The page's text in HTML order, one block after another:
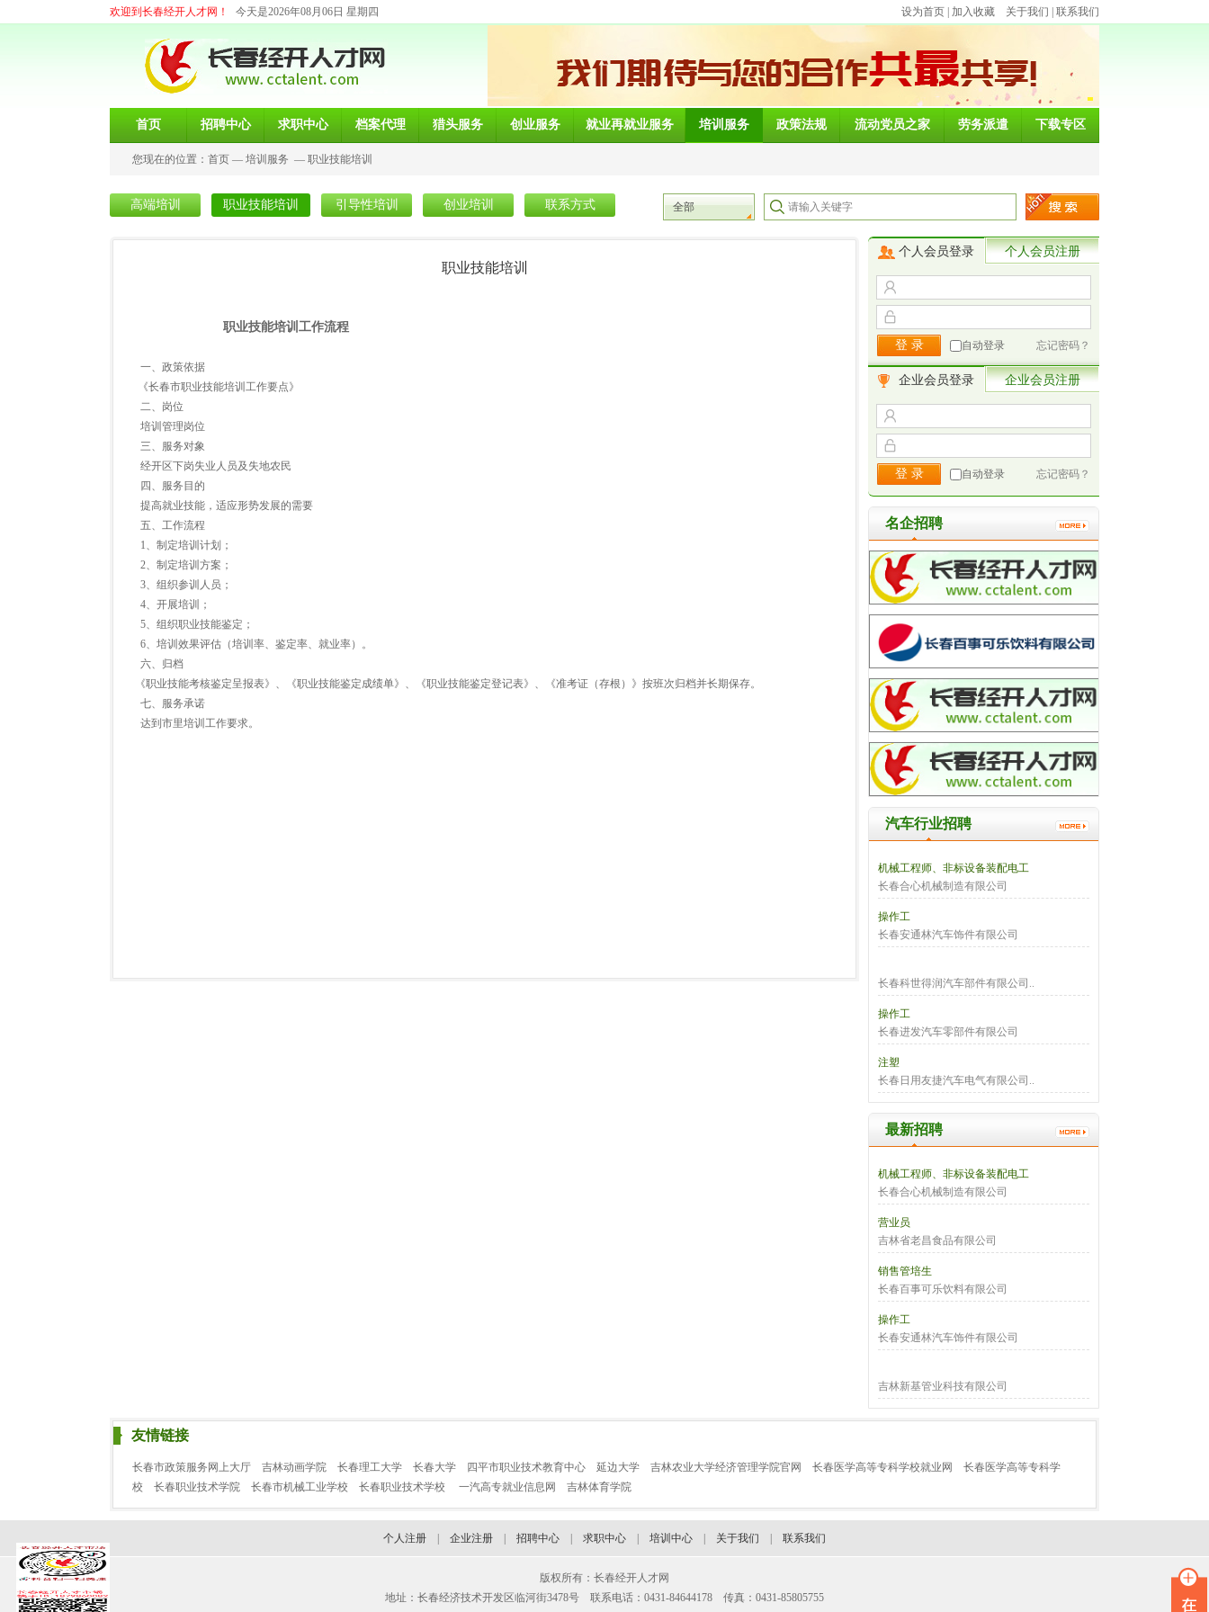
欢迎到长春经开人才网！ 今天是2026年08月06日 星期四 设为首页 加入收藏 关于我们 联系我们
首页 招聘中心 求职中心 档案代理 猎头服务 创业服务 就业再就业服务 培训服务 政策法规 流动党员之家 劳务派遣 下载专区
您现在的位置： 首页 — 培训服务 — 职业技能培训
高端培训 职业技能培训 引导性培训 创业培训 联系方式 全部
职业技能培训
职业技能培训工作流程
一、政策依据
《长春市职业技能培训工作要点》
二、岗位
培训管理岗位
三、服务对象
经开区下岗失业人员及失地农民
四、服务目的
提高就业技能，适应形势发展的需要
五、工作流程
1、制定培训计划；
2、制定培训方案；
3、组织参训人员；
4、开展培训；
5、组织职业技能鉴定；
6、培训效果评估（培训率、鉴定率、就业率）。
六、归档
《职业技能考核鉴定呈报表》、《职业技能鉴定成绩单》、《职业技能鉴定登记表》、《准考证（存根）》按班次归档并长期保存。
七、服务承诺
达到市里培训工作要求。
个人会员登录 个人会员注册
自动登录 忘记密码？
企业会员登录 企业会员注册
自动登录 忘记密码？
名企招聘
汽车行业招聘
机械工程师、非标设备装配电工
长春合心机械制造有限公司
操作工
长春安通林汽车饰件有限公司
长春科世得润汽车部件有限公司..
操作工
长春进发汽车零部件有限公司
注塑
长春日用友捷汽车电气有限公司..
最新招聘
机械工程师、非标设备装配电工
长春合心机械制造有限公司
营业员
吉林省老昌食品有限公司
销售管培生
长春百事可乐饮料有限公司
操作工
长春安通林汽车饰件有限公司
吉林新基管业科技有限公司
友情链接
长春市政策服务网上大厅 吉林动画学院 长春理工大学 长春大学 四平市职业技术教育中心 延边大学 吉林农业大学经济管理学院官网 长春医学高等专科学校就业网
长春医学高等专科学
校
长春职业技术学院 长春市机械工业学校 长春职业技术学校 一汽高专就业信息网 吉林体育学院
个人注册 企业注册 招聘中心 求职中心 培训中心 关于我们 联系我们
版权所有：长春经开人才网
地址：长春经济技术开发区临河街3478号 联系电话：0431-84644178 传真：0431-85805755